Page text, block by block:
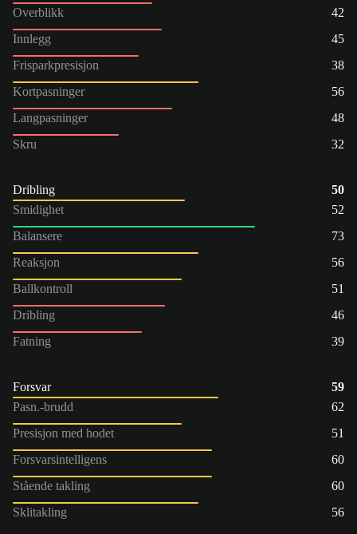
Overblikk
42
Innlegg
45
Frisparkpresisjon
38
Kortpasninger
56
Langpasninger
48
Skru
32
Dribling
50
Smidighet
52
Balansere
73
Reaksjon
56
Ballkontroll
51
Dribling
46
Fatning
39
Forsvar
59
Pasn.-brudd
62
Presisjon med hodet
51
Forsvarsintelligens
60
Stående takling
60
Sklitakling
56